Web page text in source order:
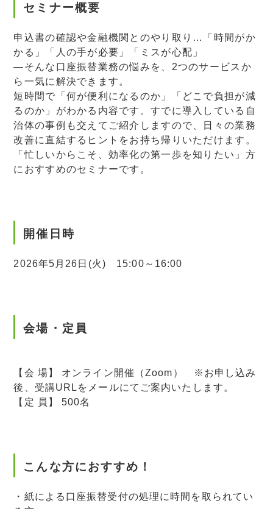
セミナー概要
申込書の確認や金融機関とのやり取り…「時間がか
かる」「人の手が必要」「ミスが心配」
―そんな口座振替業務の悩みを、2つのサービスか
ら一気に解決できます。
短時間で「何が便利になるのか」「どこで負担が減
るのか」がわかる内容です。すでに導入している自
治体の事例も交えてご紹介しますので、日々の業務
改善に直結するヒントをお持ち帰りいただけます。
「忙しいからこそ、効率化の第一歩を知りたい」方
におすすめのセミナーです。
開催日時
2026年5月26日(火) 15:00～16:00
会場・定員
【会 場】 オンライン開催（Zoom） ※お申し込み
後、受講URLをメールにてご案内いたします。
【定 員】 500名
こんな方におすすめ！
・紙による口座振替受付の処理に時間を取られてい